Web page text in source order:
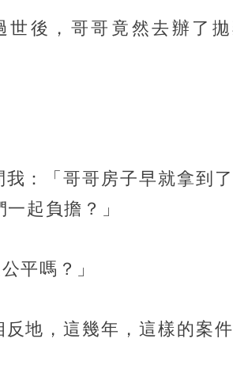
後，哥哥竟然去辦了
：「哥哥房子早就拿到
起負擔？」
平嗎？」
地，這幾年，這樣的案